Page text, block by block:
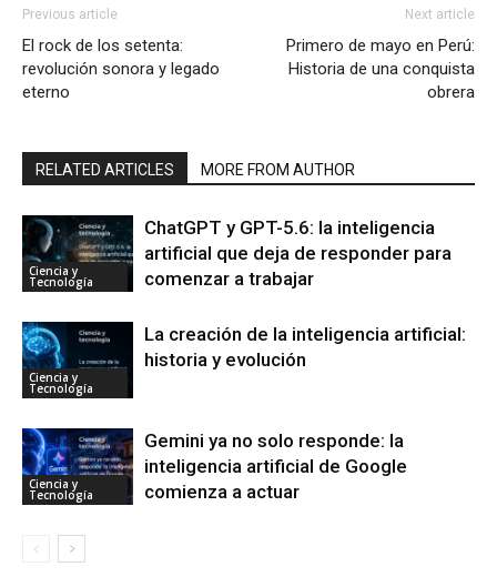
Previous article
El rock de los setenta:
revolución sonora y legado
eterno
Next article
Primero de mayo en Perú:
Historia de una conquista
obrera
RELATED ARTICLES MORE FROM AUTHOR
Ciencia y
Tecnología
ChatGPT y GPT-5.6: la inteligencia
artificial que deja de responder para
comenzar a trabajar
Ciencia y
Tecnología
La creación de la inteligencia artificial:
historia y evolución
Ciencia y
Tecnología
Gemini ya no solo responde: la
inteligencia artificial de Google
comienza a actuar